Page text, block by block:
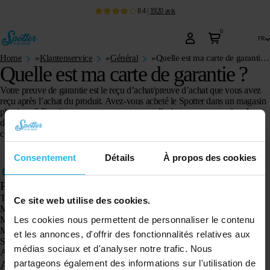
Consentement Détails À propos des cookies
Ce site web utilise des cookies.
Les cookies nous permettent de personnaliser le contenu
et les annonces, d'offrir des fonctionnalités relatives aux
médias sociaux et d'analyser notre trafic. Nous
partageons également des informations sur l'utilisation de
8.4| 1920 avis
0
fr
Home »Klantenservice »Général » Quelle est ma carte de garantie ?
Quelle est ma carte de garantie ?
Votre preuve de garantie est le reçu d’achat/preuve d’achat que vous avez
reçu après l’achat du produit. Avez-vous acheté le Spotter dans un magasin
physique ? Ensuite, vous avez reçu un reçu d’achat avec votre achat. Lors
de la commande via une boutique en ligne, vous recevrez un e-mail
contenant la preuve d’achat.
Produits
Traceur GPS Spotter X10
Montre GPS Spotter Senior
Montre GPS Spotter Explorer
Montre GPS Spotter pour enfants
Spotter CatX
Animal Spotter
Applications